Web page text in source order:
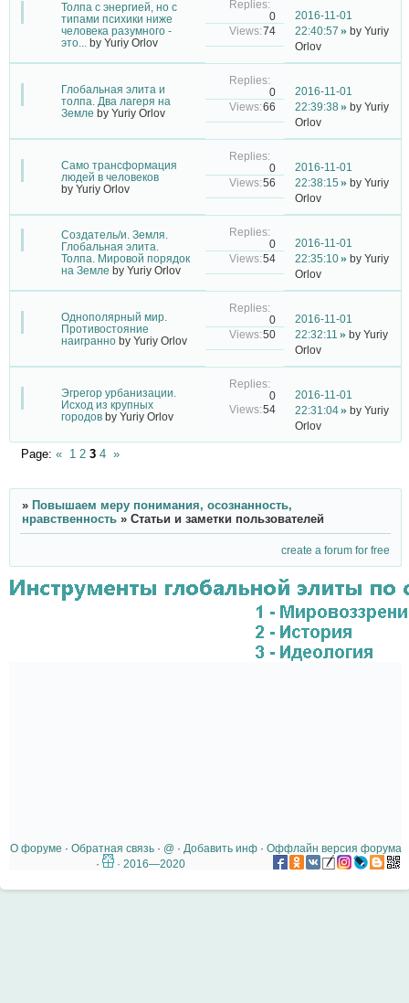
Толпа с энергией, но с
типами психики ниже
человека разумного -
это...
by Yuriy Orlov
0
74
2016-11-01
22:40:57
byYuriy
Orlov
Глобальная элита и
толпа. Два лагеря на
Земле by Yuriy Orlov
0
66
2016-11-01
22:39:38
byYuriy
Orlov
Само трансформация
людей в человеков
by Yuriy Orlov
0
56
2016-11-01
22:38:15
byYuriy
Orlov
Создатель/и. Земля.
Глобальная элита.
Толпа. Мировой порядок
на Земле by Yuriy Orlov
0
54
2016-11-01
22:35:10
byYuriy
Orlov
Однополярный мир.
Противостояние
наигранно by Yuriy Orlov
0
50
2016-11-01
22:32:11
byYuriy
Orlov
Эгрегор урбанизации.
Исход из крупных
городов by Yuriy Orlov
0
54
2016-11-01
22:31:04
byYuriy
Orlov
Page: « 1 2 3 4 »
» Повышаем меру понимания, осознанность,
нравственность » Статьи и заметки пользователей
create a forum for free
О форуме · Обратная связь· @ · Добавить инф· Оффлайн версия форума
·
· 2016—2020